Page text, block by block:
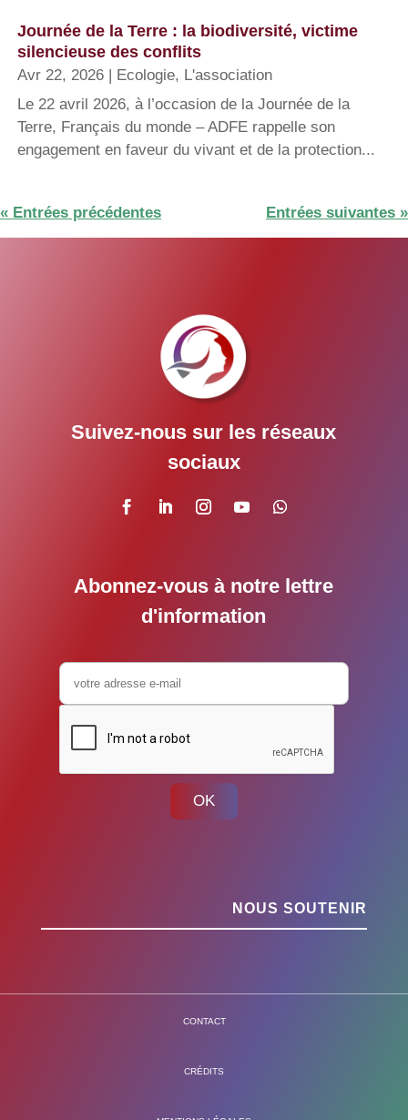
Journée de la Terre : la biodiversité, victime
silencieuse des conflits
Avr 22, 2026 Ecologie, L'association
Le 22 avril 2026, à l’occasion de la Journée de la
Terre, Français du monde – ADFE rappelle son
engagement en faveur du vivant et de la protection...
« Entrées précédentes Entrées suivantes »
Suivez-nous sur les réseaux
sociaux
Abonnez-vous à notre lettre
d'information
OK
NOUS SOUTENIR
CONTACT
CRÉDITS